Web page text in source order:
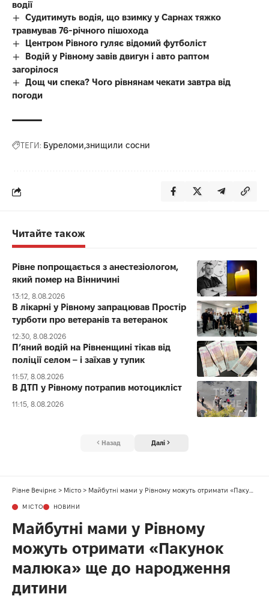
водії
Судитимуть водія, що взимку у Сарнах тяжко
травмував 76-річного пішохода
Центром Рівного гуляє відомий футболіст
Водій у Рівному завів двигун і авто раптом
загорілося
Дощ чи спека? Чого рівнянам чекати завтра від
погоди
ТЕГИ: Буреломи знищили сосни
Читайте також
Рівне попрощається з анестезіологом,
який помер на Вінничині
13:12, 8.08.2026
В лікарні у Рівному запрацював Простір
турботи про ветеранів та ветеранок
12:30, 8.08.2026
П’яний водій на Рівненщині тікав від
поліції селом – і заїхав у тупик
11:57, 8.08.2026
В ДТП у Рівному потрапив мотоцикліст
11:15, 8.08.2026
Назад Далі
Рівне Вечірнє > Місто > Майбутні мами у Рівному можуть отримати «Пакунок малюка» ще до народження дитини
МІСТО НОВИНИ
Майбутні мами у Рівному
можуть отримати «Пакунок
малюка» ще до народження
дитини